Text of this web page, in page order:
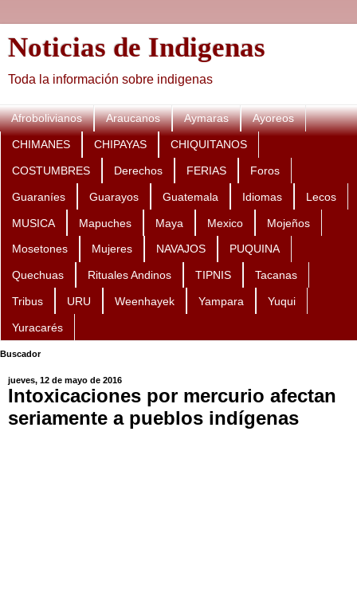
Noticias de Indigenas
Toda la información sobre indigenas
Afrobolivianos Araucanos Aymaras Ayoreos
CHIMANES CHIPAYAS CHIQUITANOS
COSTUMBRES Derechos FERIAS Foros
Guaraníes Guarayos Guatemala Idiomas Lecos
MUSICA Mapuches Maya Mexico Mojeños
Mosetones Mujeres NAVAJOS PUQUINA
Quechuas Rituales Andinos TIPNIS Tacanas
Tribus URU Weenhayek Yampara Yuqui
Yuracarés
Buscador
jueves, 12 de mayo de 2016
Intoxicaciones por mercurio afectan
seriamente a pueblos indígenas